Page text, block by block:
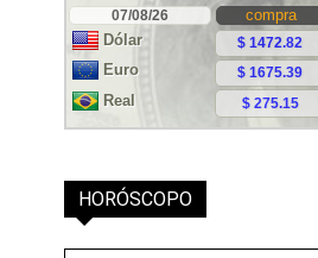
HORÓSCOPO